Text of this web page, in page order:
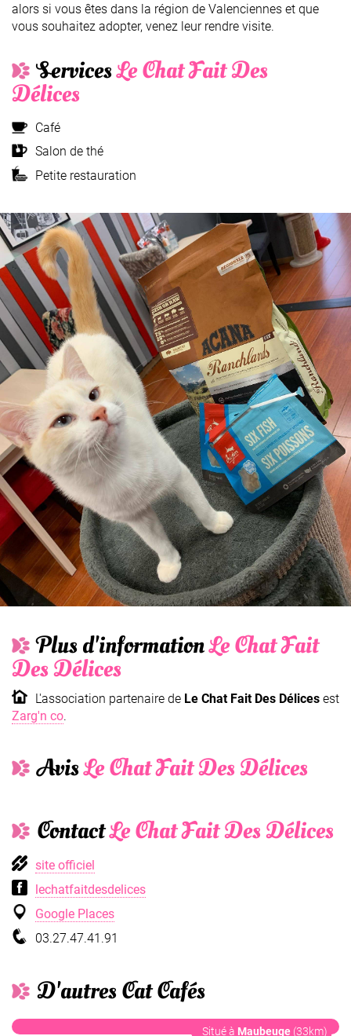
alors si vous êtes dans la région de Valenciennes et que
vous souhaitez adopter, venez leur rendre visite.
ServicesLe Chat Fait Des
Délices
Café
Salon de thé
Petite restauration
Plus d'informationLe Chat Fait
Des Délices
L'association partenaire de Le Chat Fait Des Délices est
Zarg'n co.
AvisLe Chat Fait Des Délices
ContactLe Chat Fait Des Délices
site officiel
lechatfaitdesdelices
Google Places
03.27.47.41.91
D'autres Cat Cafés
Le Cafélin
Situé à Maubeuge (33km)